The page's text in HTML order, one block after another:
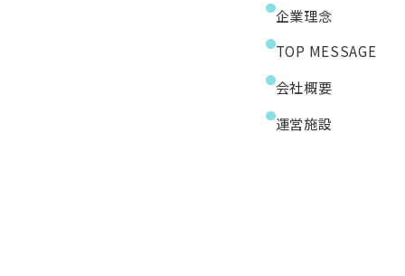
企業理念
TOP MESSAGE
会社概要
運営施設